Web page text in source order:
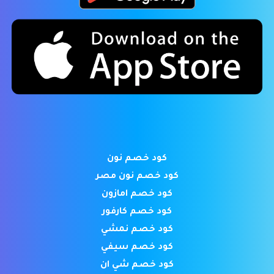
كود خصم نون
كود خصم نون مصر
كود خصم امازون
كود خصم كارفور
كود خصم نمشي
كود خصم سيفي
كود خصم شي ان